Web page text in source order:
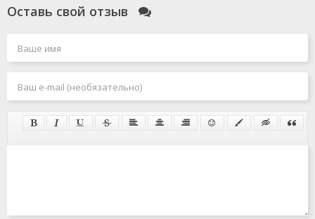
Оставь свой отзыв